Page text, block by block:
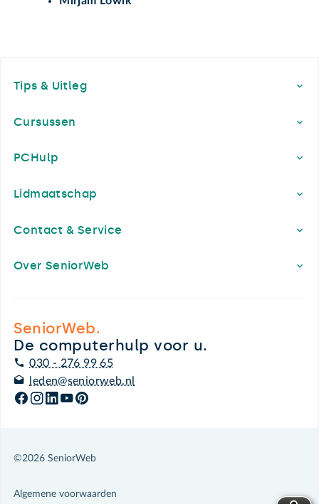
Tips & Uitleg
Cursussen
PCHulp
Lidmaatschap
Contact & Service
Over SeniorWeb
SeniorWeb.
De computerhulp voor u.
030 - 276 99 65
leden@seniorweb.nl
©2026 SeniorWeb
Algemene voorwaarden